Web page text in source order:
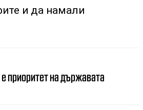
и да намали
приоритет на държавата